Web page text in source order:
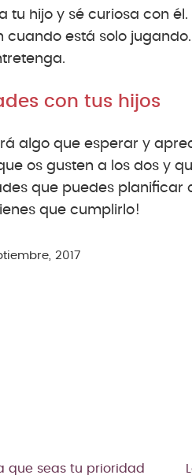
tu hijo y sé curiosa con
cuando está solo
con tus hijos
algo que esperar y
os gusten a los dos y
que puedes planificar
que cumplirlo!
2017
que seas tu prioridad